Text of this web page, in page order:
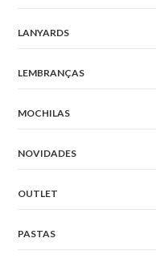
LANYARDS
LEMBRANÇAS
MOCHILAS
NOVIDADES
OUTLET
PASTAS